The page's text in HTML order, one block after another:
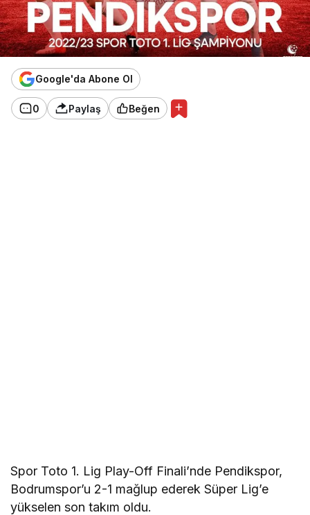
Google'da Abone Ol
0 Paylaş Beğen
Spor Toto 1. Lig Play-Off Finali’nde Pendikspor,
Bodrumspor’u 2-1 mağlup ederek Süper Lig’e
yükselen son takım oldu.